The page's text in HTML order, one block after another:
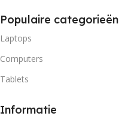
Populaire categorieën
Laptops
Computers
Tablets
Informatie